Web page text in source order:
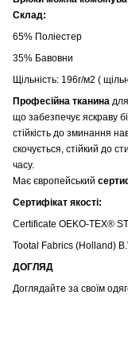
Склад:
65% Поліестер
35% Бавовни
Щільність: 196г/м2 (
Професійна тканина
що забезпечує яскраву
стійкість до зминання
скочується, стійкий до
часу.
Має європейський
Сертифікат якості:
Certificate OEKO-TEX®
Tootal Fabrics (Holland)
ДОГЛЯД
Доглядайте за своїм